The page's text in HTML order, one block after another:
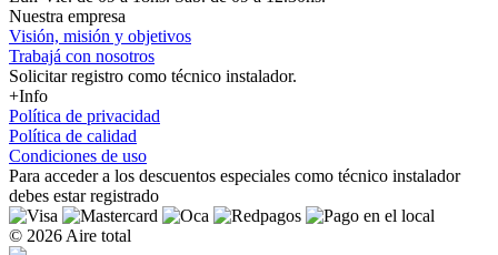
Nuestra empresa
Visión, misión y objetivos
Trabajá con nosotros
Solicitar registro como técnico instalador.
+Info
Política de privacidad
Política de calidad
Condiciones de uso
Para acceder a los descuentos especiales como técnico instalador
debes estar registrado
© 2026 Aire total